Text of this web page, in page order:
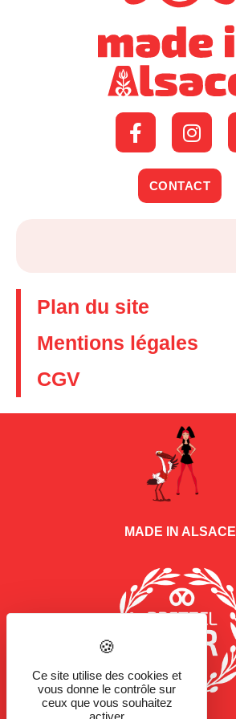
CONTACT
Plan du site
Mentions légales
CGV
MADE IN ALSACE
Ce site utilise des cookies et
vous donne le contrôle sur
ceux que vous souhaitez
activer